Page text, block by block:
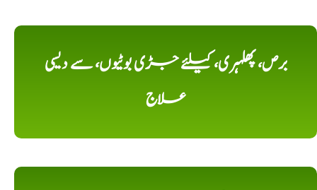
برص، پھلہری، کیلئے جڑی بوٹیوں، سے دیسی
علاج